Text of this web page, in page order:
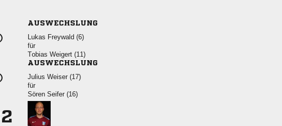
AUSWECHSLUNG
  
für
  
AUSWECHSLUNG
  
für
  
